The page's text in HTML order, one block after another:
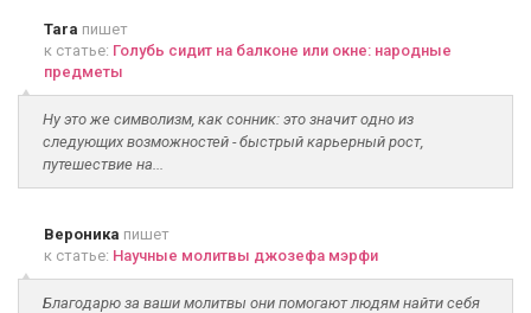
Tara пишет
к статье: Голубь сидит на балконе или окне: народные
предметы
Ну это же символизм, как сонник: это значит одно из
следующих возможностей - быстрый карьерный рост,
путешествие на...
Вероника пишет
к статье: Научные молитвы джозефа мэрфи
Благодарю за ваши молитвы они помогают людям найти себя